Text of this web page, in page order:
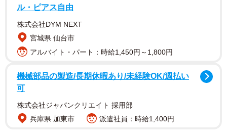
ル・ピアス自由
株式会社DYM NEXT
宮城県 仙台市
アルバイト・パート：時給1,450円～1,800円
機械部品の製造/長期休暇あり/未経験OK/週払い
可
株式会社ジャパンクリエイト 採用部
兵庫県 加東市
派遣社員：時給1,400円